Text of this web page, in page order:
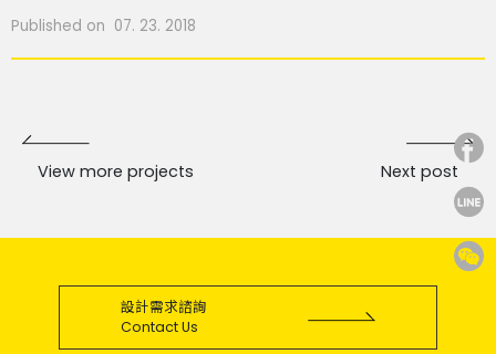
Published on 07. 23. 2018
View more projects Next post
設計需求諮詢
Contact Us